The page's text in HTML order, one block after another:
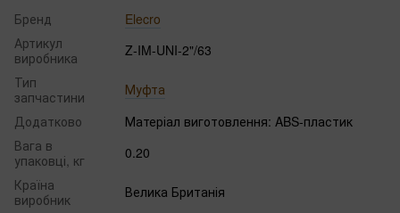
Бренд
Elecro
Артикул
виробника
Z-IM-UNI-2"/63
Тип
запчастини
Муфта
Додатково
Матеріал виготовлення: ABS-пластик
Вага в
упаковці, кг
0.20
Країна
виробник
Велика Британія